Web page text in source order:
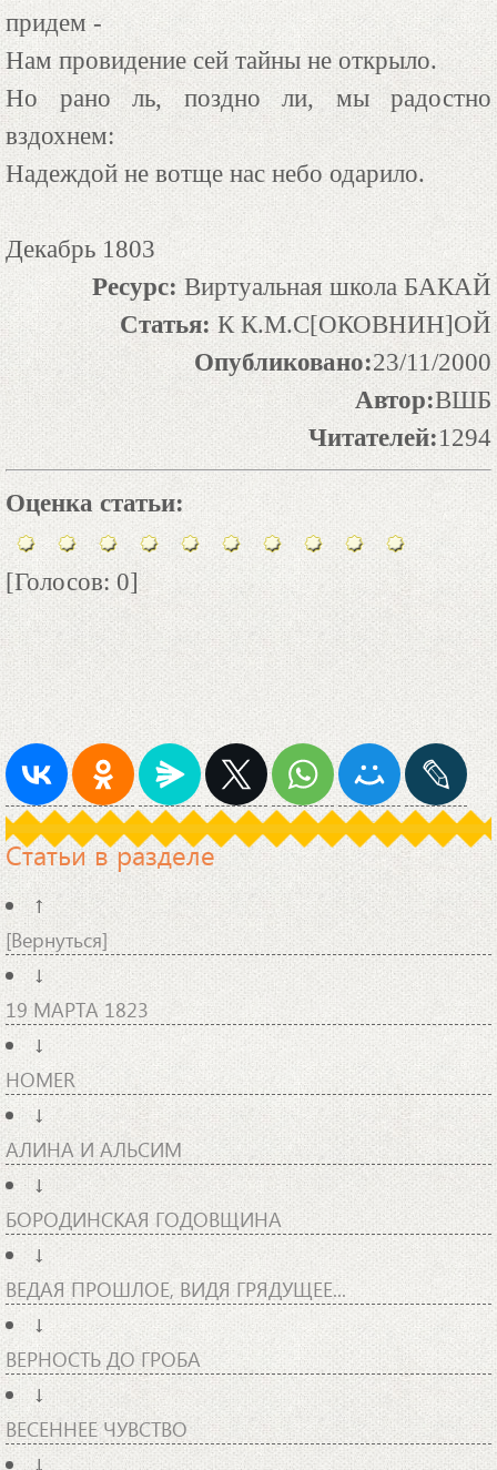
придем -
Нам провидение сей тайны не открыло.
Но рано ль, поздно ли, мы радостно
вздохнем:
Надеждой не вотще нас небо одарило.
Декабрь 1803
Ресурс: Виртуальная школа БАКАЙ
Статья: К К.М.С[ОКОВНИН]ОЙ
Опубликовано:23/11/2000
Автор:ВШБ
Читателей:1294
Оценка статьи:
[Голосов: 0]
Статьи в разделе
↑
[Вернуться]
↓
19 МАРТА 1823
↓
HOMER
↓
АЛИНА И АЛЬСИМ
↓
БОРОДИНСКАЯ ГОДОВЩИНА
↓
ВЕДАЯ ПРОШЛОЕ, ВИДЯ ГРЯДУЩЕЕ...
↓
ВЕРНОСТЬ ДО ГРОБА
↓
ВЕСЕННЕЕ ЧУВСТВО
↓